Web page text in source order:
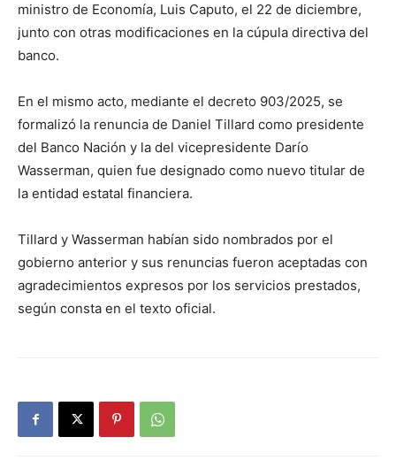
ministro de Economía, Luis Caputo, el 22 de diciembre,
junto con otras modificaciones en la cúpula directiva del
banco.
En el mismo acto, mediante el decreto 903/2025, se
formalizó la renuncia de Daniel Tillard como presidente
del Banco Nación y la del vicepresidente Darío
Wasserman, quien fue designado como nuevo titular de
la entidad estatal financiera.
Tillard y Wasserman habían sido nombrados por el
gobierno anterior y sus renuncias fueron aceptadas con
agradecimientos expresos por los servicios prestados,
según consta en el texto oficial.